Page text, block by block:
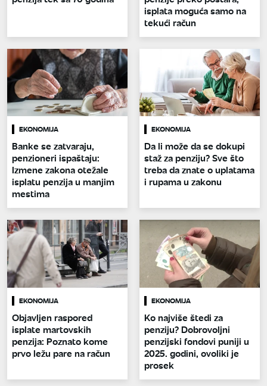
isplata moguća samo na
tekući račun
EKONOMIJA
Banke se zatvaraju,
penzioneri ispaštaju:
Izmene zakona otežale
isplatu penzija u manjim
mestima
EKONOMIJA
Da li može da se dokupi
staž za penziju? Sve što
treba da znate o uplatama
i rupama u zakonu
EKONOMIJA
Objavljen raspored
isplate martovskih
penzija: Poznato kome
prvo ležu pare na račun
EKONOMIJA
Ko najviše štedi za
penziju? Dobrovoljni
penzijski fondovi puniji u
2025. godini, ovoliki je
prosek